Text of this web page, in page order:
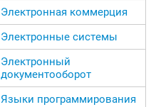
Электронная коммерция
Электронные системы
Электронный
документооборот
Языки программирования